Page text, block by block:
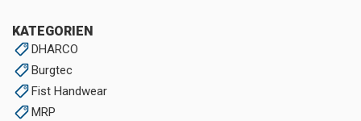
KATEGORIEN
DHARCO
Burgtec
Fist Handwear
MRP